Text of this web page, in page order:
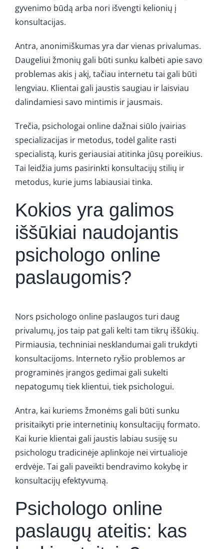
gyvenimo būdą arba nori išvengti kelionių į
konsultacijas.
Antra, anonimiškumas yra dar vienas privalumas.
Daugeliui žmonių gali būti sunku kalbėti apie savo
problemas akis į akį, tačiau internetu tai gali būti
lengviau. Klientai gali jaustis saugiau ir laisviau
dalindamiesi savo mintimis ir jausmais.
Trečia, psichologai online dažnai siūlo įvairias
specializacijas ir metodus, todėl galite rasti
specialistą, kuris geriausiai atitinka jūsų poreikius.
Tai leidžia jums pasirinkti konsultacijų stilių ir
metodus, kurie jums labiausiai tinka.
Kokios yra galimos
iššūkiai naudojantis
psichologo online
paslaugomis?
Nors psichologo online paslaugos turi daug
privalumų, jos taip pat gali kelti tam tikrų iššūkių.
Pirmiausia, techniniai nesklandumai gali trukdyti
konsultacijoms. Interneto ryšio problemos ar
programinės įrangos gedimai gali sukelti
nepatogumų tiek klientui, tiek psichologui.
Antra, kai kuriems žmonėms gali būti sunku
prisitaikyti prie internetinių konsultacijų formato.
Kai kurie klientai gali jaustis labiau susiję su
psichologu tradicinėje aplinkoje nei virtualioje
erdvėje. Tai gali paveikti bendravimo kokybę ir
konsultacijų efektyvumą.
Psichologo online
paslaugų ateitis: kas